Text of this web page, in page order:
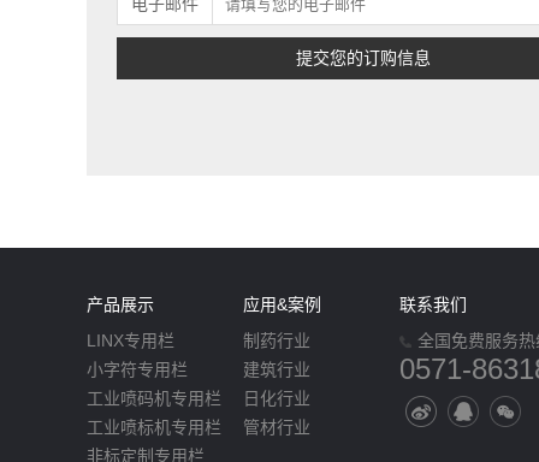
产品展示
LINX专用栏
小字符专用栏
工业喷码机专用栏
工业喷标机专用栏
非标定制专用栏
应用&案例
制药行业
建筑行业
日化行业
管材行业
联系我们
全国免费服务热
0571-